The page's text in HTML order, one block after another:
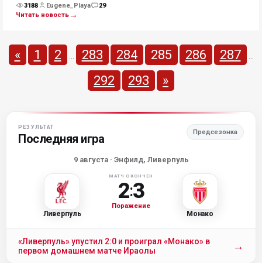
Просмотры
3188 Eugene_PlayaКомментарии
29
Читать новость →
« 1 2 283 284 285 286 287
292 293 »
РЕЗУЛЬТАТ
Последняя игра Предсезонка
9 августа· Энфилд, Ливерпуль
Ливерпуль
МАТЧ ОКОНЧЕН
2:3
Поражение
Монако
«Ливерпуль» упустил 2:0 и проиграл «Монако» в
первом домашнем матче Ираолы
→